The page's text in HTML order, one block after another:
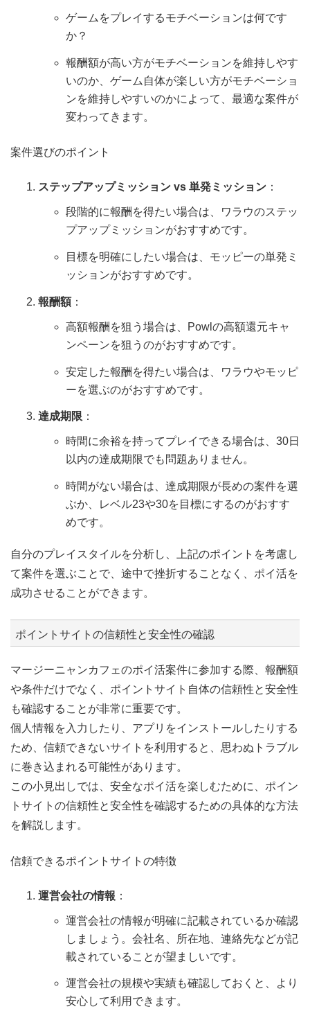
ゲームをプレイするモチベーションは何です
か？
報酬額が高い方がモチベーションを維持しやす
いのか、ゲーム自体が楽しい方がモチベーショ
ンを維持しやすいのかによって、最適な案件が
変わってきます。
案件選びのポイント
ステップアップミッション vs 単発ミッション ：
段階的に報酬を得たい場合は、ワラウのステッ
プアップミッションがおすすめです。
目標を明確にしたい場合は、モッピーの単発ミ
ッションがおすすめです。
報酬額：
高額報酬を狙う場合は、Powlの高額還元キャ
ンペーンを狙うのがおすすめです。
安定した報酬を得たい場合は、ワラウやモッピ
ーを選ぶのがおすすめです。
達成期限 ：
時間に余裕を持ってプレイできる場合は、30日
以内の達成期限でも問題ありません。
時間がない場合は、達成期限が長めの案件を選
ぶか、レベル23や30を目標にするのがおすす
めです。
自分のプレイスタイルを分析し、上記のポイントを考慮し
て案件を選ぶことで、途中で挫折することなく、ポイ活を
成功させることができます。
ポイントサイトの信頼性と安全性の確認
マージーニャンカフェのポイ活案件に参加する際、報酬額
や条件だけでなく、ポイントサイト自体の信頼性と安全性
も確認することが非常に重要です。
個人情報を入力したり、アプリをインストールしたりする
ため、信頼できないサイトを利用すると、思わぬトラブル
に巻き込まれる可能性があります。
この小見出しでは、安全なポイ活を楽しむために、ポイン
トサイトの信頼性と安全性を確認するための具体的な方法
を解説します。
信頼できるポイントサイトの特徴
運営会社の情報 ：
運営会社の情報が明確に記載されているか確認
しましょう。会社名、所在地、連絡先などが記
載されていることが望ましいです。
運営会社の規模や実績も確認しておくと、より
安心して利用できます。